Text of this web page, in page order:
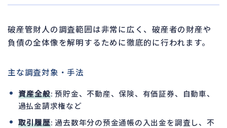
破産管財人の調査範囲は非常に広く、破産者の財産や
負債の全体像を解明するために徹底的に行われます。
主な調査対象・手法
資産全般: 預貯金、不動産、保険、有価証券、自動車、
過払金請求権など
取引履歴: 過去数年分の預金通帳の入出金を調査し、不